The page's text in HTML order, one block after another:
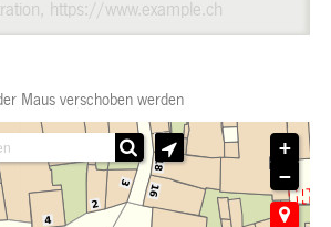
Maus verschoben werden
+
−